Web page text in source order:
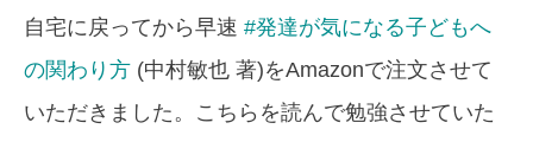
自宅に戻ってから早速 #発達が気になる子どもへ
の関わり方 (中村敏也 著)をAmazonで注文させて
いただきました。こちらを読んで勉強させていた